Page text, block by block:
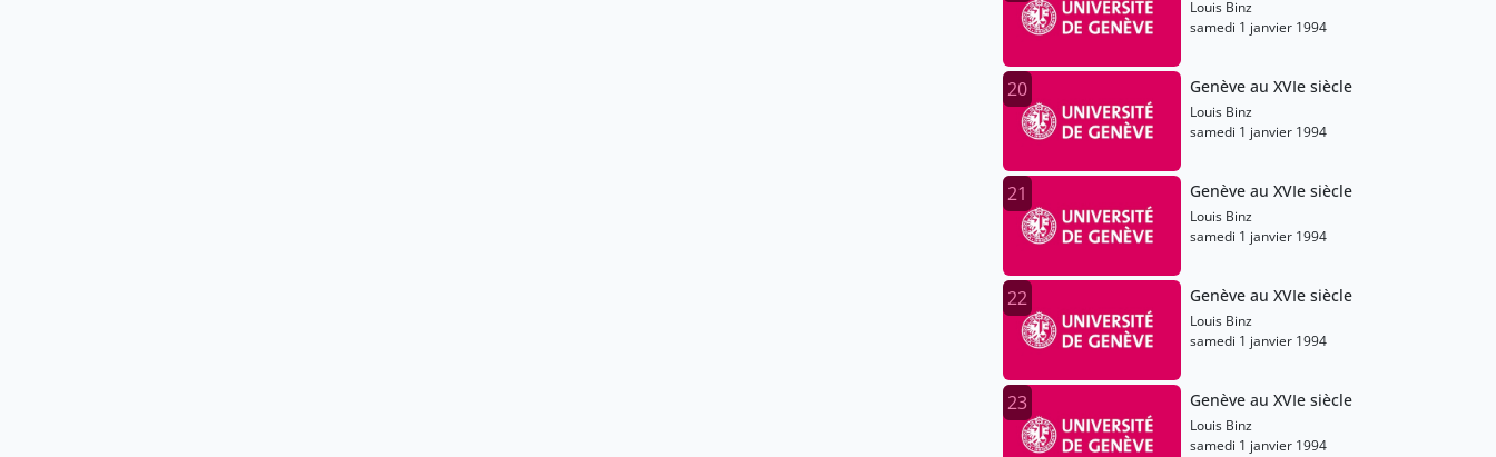
Louis Binz
samedi 1 janvier 1994
20 Genève au XVIe siècle
Louis Binz
samedi 1 janvier 1994
21 Genève au XVIe siècle
Louis Binz
samedi 1 janvier 1994
22 Genève au XVIe siècle
Louis Binz
samedi 1 janvier 1994
23 Genève au XVIe siècle
Louis Binz
samedi 1 janvier 1994